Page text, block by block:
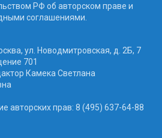
РФ об авторском праве и
соглашениями.
ул. Новодмитровская, д. 2Б, 7
701
Камека Светлана
авторских прав: 8 (495) 637-64-88